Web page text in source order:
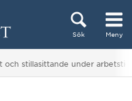
Sök Meny
och stillasittande under